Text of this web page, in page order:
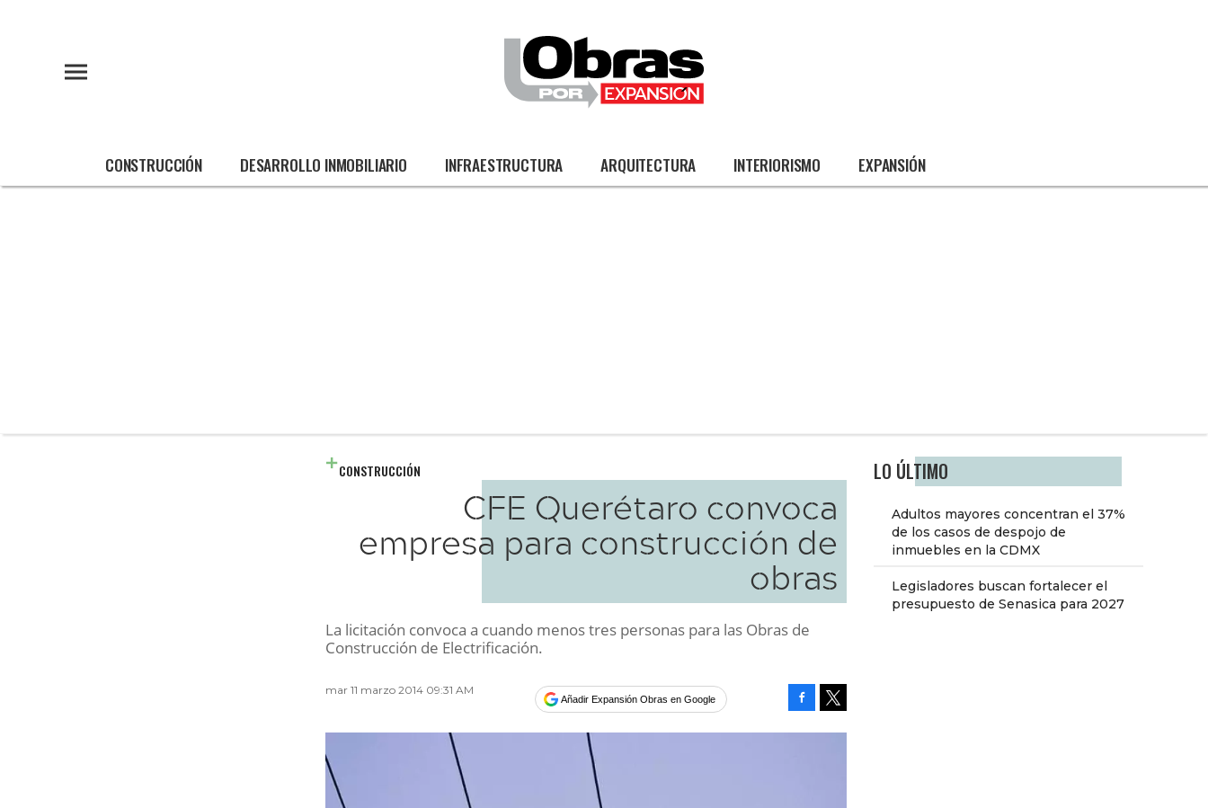
CONSTRUCCIÓN DESARROLLO INMOBILIARIO INFRAESTRUCTURA ARQUITECTURA INTERIORISMO EXPANSIÓN
LO ÚLTIMO
Adultos mayores concentran el 37%
de los casos de despojo de
inmuebles en la CDMX
Legisladores buscan fortalecer el
presupuesto de Senasica para 2027
CONSTRUCCIÓN
CFE Querétaro convoca
empresa para construcción de
obras
La licitación convoca a cuando menos tres personas para las Obras de
Construcción de Electrificación.
mar 11 marzo 2014 09:31 AM
Añadir Expansión Obras en Google